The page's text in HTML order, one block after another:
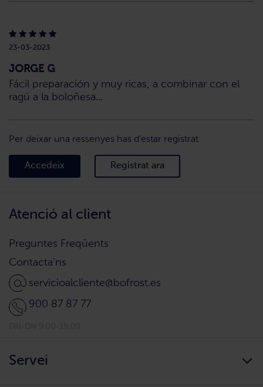
23-03-2023
JORGE G
Fácil preparación y muy ricas, a combinar con el
ragú a la boloñesa...
Per deixar una ressenyes has d'estar registrat
Accedeix Registrat ara
Atenció al client
Preguntes Freqüents
Contacta'ns
servicioalcliente@bofrost.es
900 87 87 77
Servei